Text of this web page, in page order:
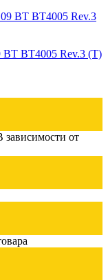
BT4005 Rev.3 (Т)
зависимости от